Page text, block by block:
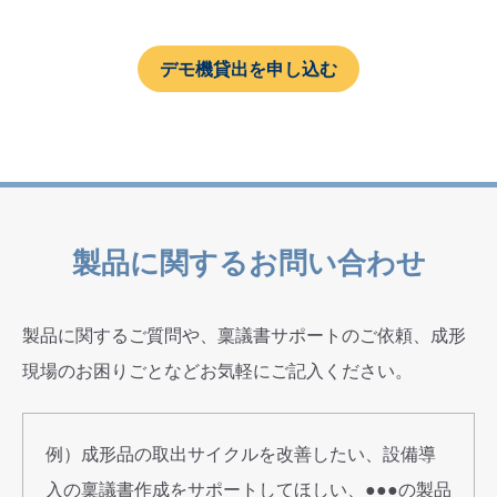
デモ機貸出を申し込む
製品に関するお問い合わせ
製品に関するご質問や、稟議書サポートのご依頼、成形
現場のお困りごとなどお気軽にご記入ください。
例）成形品の取出サイクルを改善したい、設備導
入の稟議書作成をサポートしてほしい、●●●の製品